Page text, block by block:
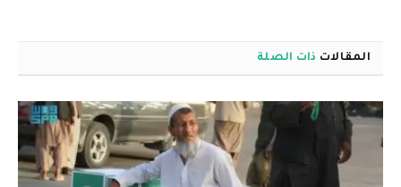
المقالات ذات الصلة